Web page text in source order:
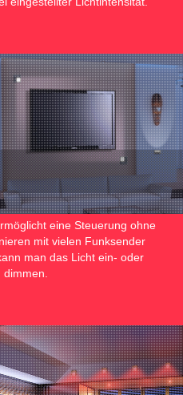
eine Steuerung ohne
mit vielen Funksender
man das Licht ein- oder